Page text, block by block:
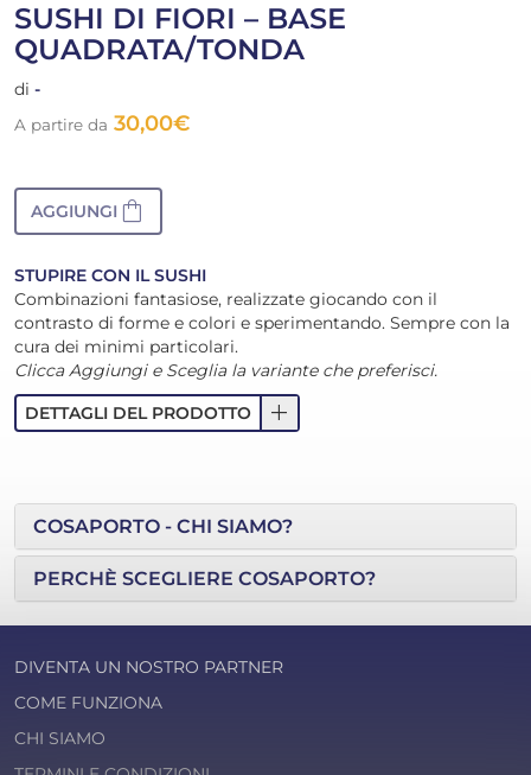
SUSHI DI FIORI – BASE
QUADRATA/TONDA
di -
A partire da 30,00€
AGGIUNGI shopping_bag
STUPIRE CON IL SUSHI
Combinazioni fantasiose, realizzate giocando con il
contrasto di forme e colori e sperimentando. Sempre con la
cura dei minimi particolari.
Clicca Aggiungi e Sceglia la variante che preferisci.
DETTAGLI DEL PRODOTTO
add
COSAPORTO - CHI SIAMO?
PERCHÈ SCEGLIERE COSAPORTO?
DIVENTA UN NOSTRO PARTNER
COME FUNZIONA
CHI SIAMO